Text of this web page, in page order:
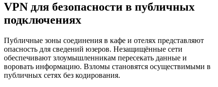
VPN для безопасности в публичных
подключениях
Публичные зоны соединения в кафе и отелях представляют
опасность для сведений юзеров. Незащищённые сети
обеспечивают злоумышленникам пересекать данные и
воровать информацию. Взломы становятся осуществимыми в
публичных сетях без кодирования.